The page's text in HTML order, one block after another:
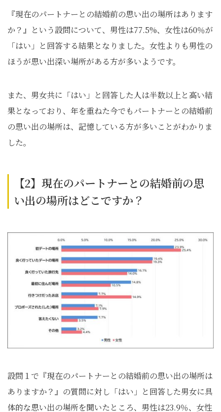
『現在のパートナーとの結婚前の思い出の場所はあります
か？』という設問について、男性は77.5%、女性は60％が
「はい」と回答する結果となりました。女性よりも男性の
ほうが思い出深い場所がある方が多いようです。
また、男女共に「はい」と回答した人は半数以上と高い結
果となっており、年を重ねた今でもパートナーとの結婚前
の思い出の場所は、記憶している方が多いことがわかりま
した。
【2】現在のパートナーとの結婚前の思
い出の場所はどこですか？
設問１で『現在のパートナーとの結婚前の思い出の場所は
ありますか？』の質問に対し「はい」と回答した男女に具
体的な思い出の場所を聞いたところ、男性は23.9％、女性